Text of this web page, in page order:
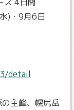
)・9月6日
detail
主峰、幌尻岳